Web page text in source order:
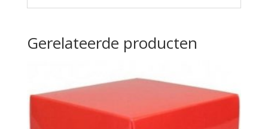
Gerelateerde producten